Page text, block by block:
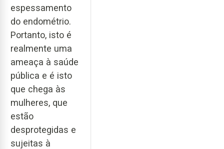
espessamento
do endométrio.
Portanto, isto é
realmente uma
ameaça à saúde
pública e é isto
que chega às
mulheres, que
estão
desprotegidas e
sujeitas à